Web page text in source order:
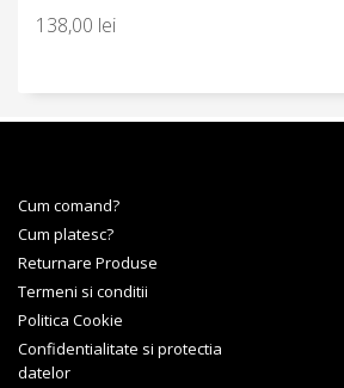
138,00 lei
Cum comand?
Cum platesc?
Returnare Produse
Termeni si conditii
Politica Cookie
Confidentialitate si protectia
datelor